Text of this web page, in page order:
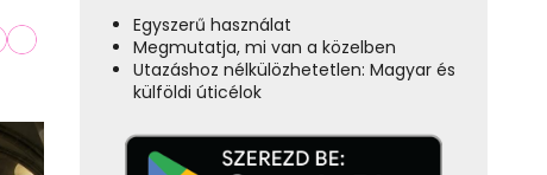
Egyszerű használat
Megmutatja, mi van a közelben
Utazáshoz nélkülözhetetlen: Magyar és
külföldi úticélok